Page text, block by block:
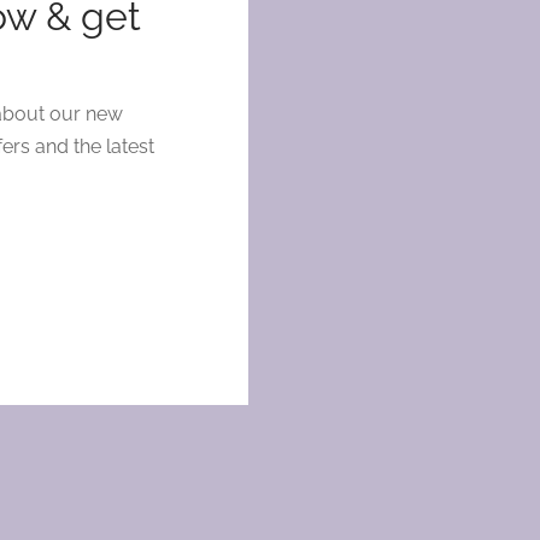
& get
our new
and the latest